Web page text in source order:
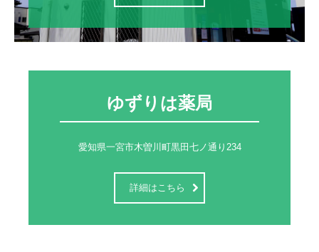
ゆずりは薬局
愛知県一宮市木曽川町黒田七ノ通り234
詳細はこちら